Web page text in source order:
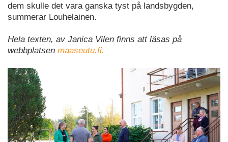
dem skulle det vara ganska tyst på landsbygden,
summerar Louhelainen.
Hela texten, av Janica Vilen finns att läsas på
webbplatsen maaseutu.fi.